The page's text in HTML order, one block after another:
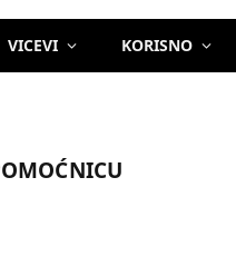
VICEVI KORISNO